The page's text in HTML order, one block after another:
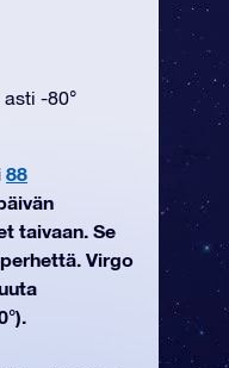
asti -80°
88
taivaan. Se
Virgo